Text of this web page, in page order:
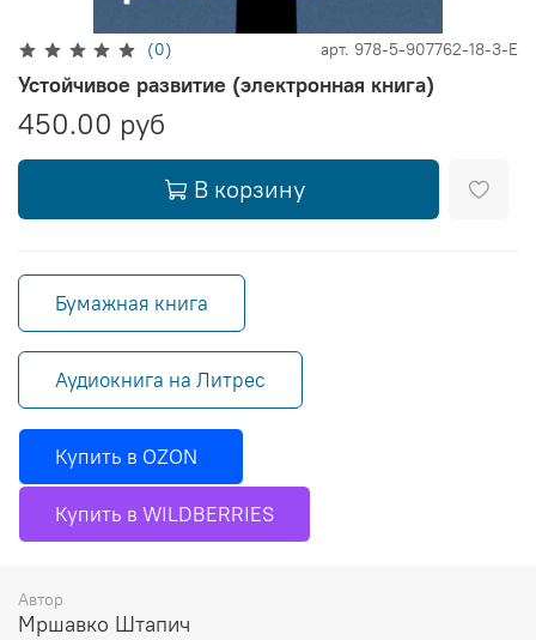
(0) арт. 978-5-907762-18-3-E
Устойчивое развитие (электронная книга)
450.00 руб
В корзину
Бумажная книга
Аудиокнига на Литрес
Купить в OZON
Купить в WILDBERRIES
Автор
Мршавко Штапич